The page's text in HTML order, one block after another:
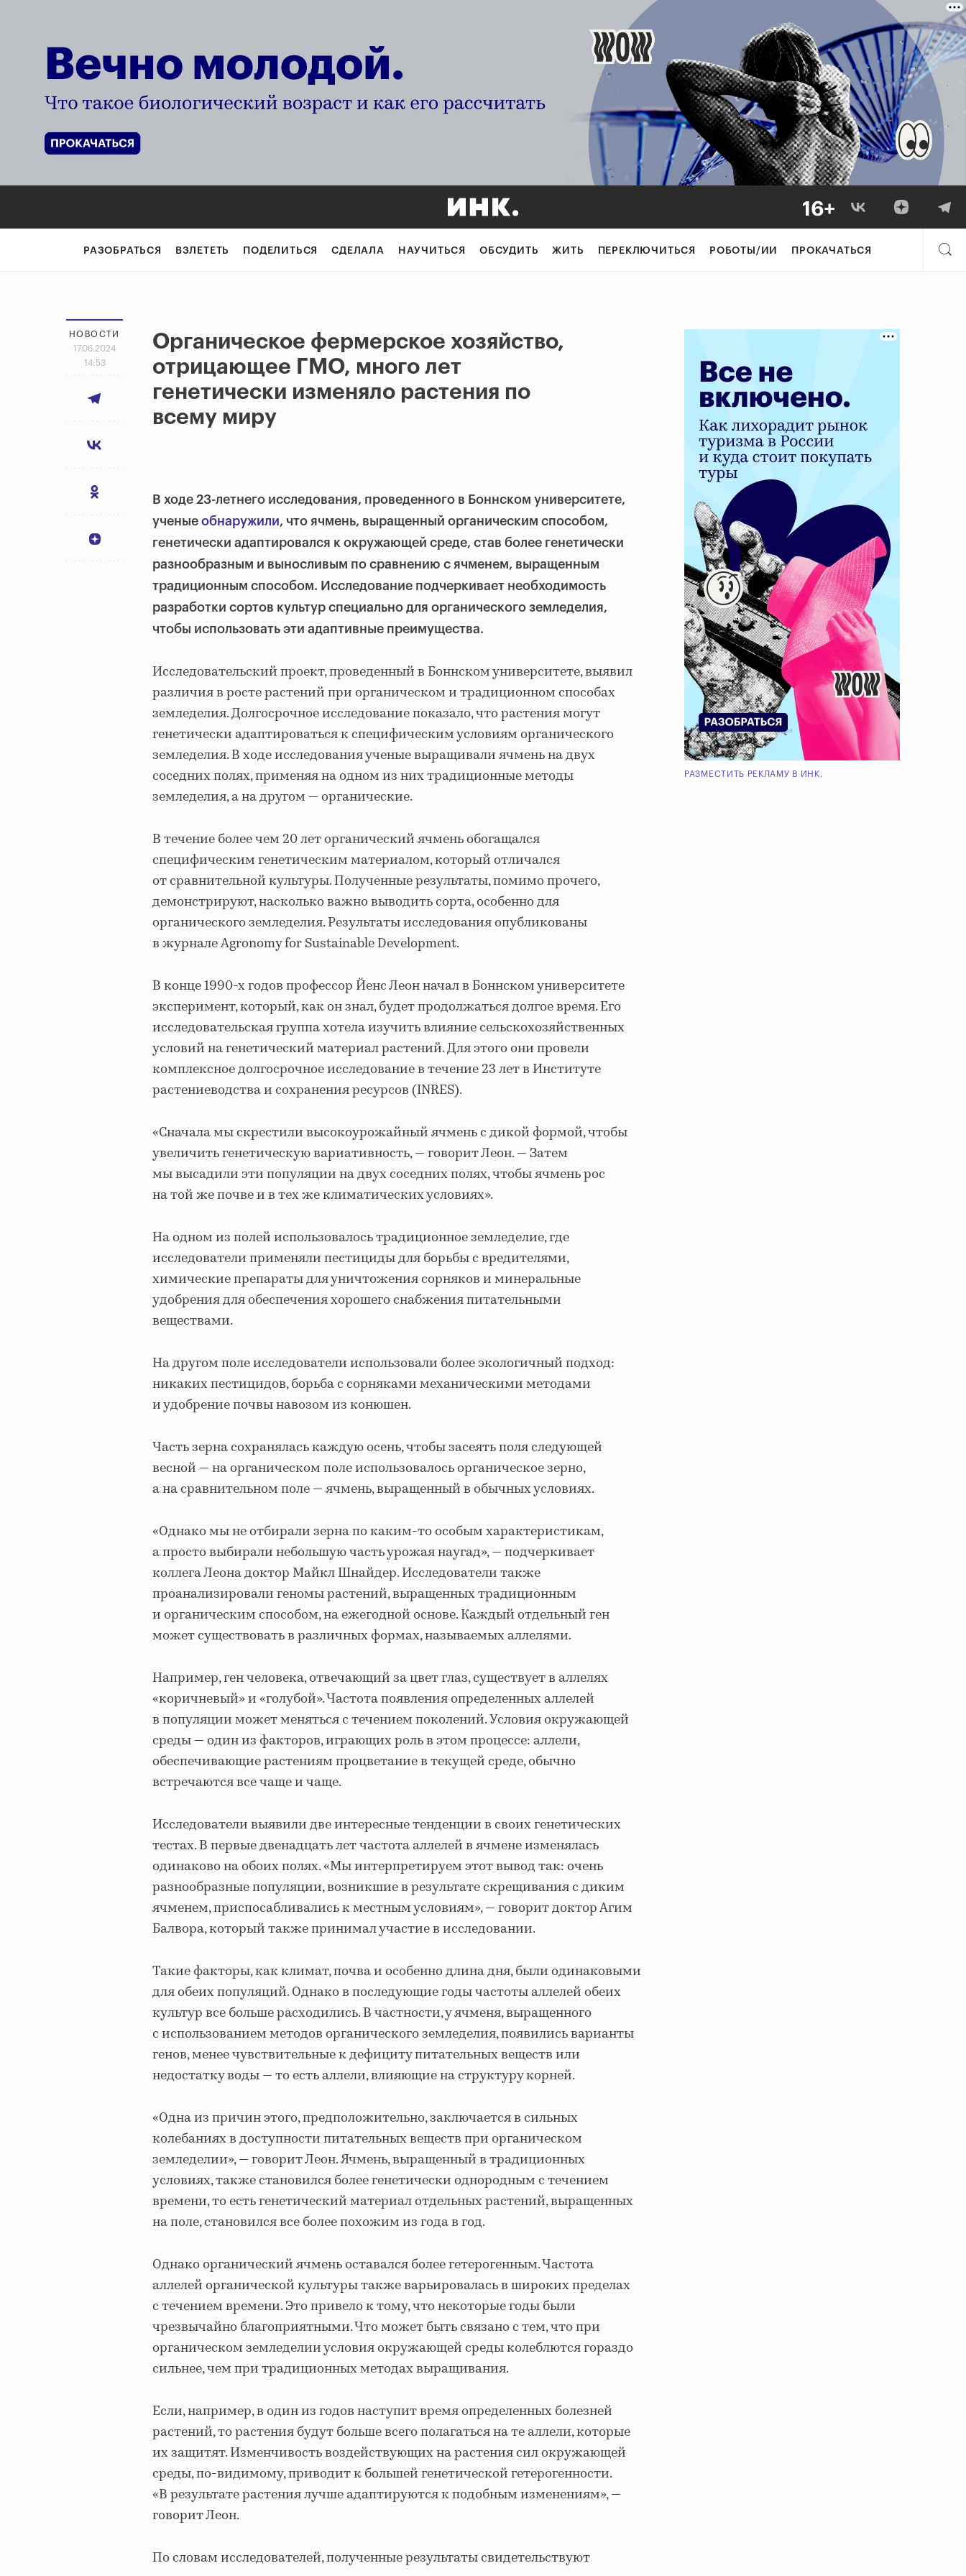
РАЗОБРАТЬСЯ ВЗЛЕТЕТЬ ПОДЕЛИТЬСЯ СДЕЛАЛА НАУЧИТЬСЯ ОБСУДИТЬ ЖИТЬ ПЕРЕКЛЮЧИТЬСЯ РОБОТЫ/ИИ ПРОКАЧАТЬСЯ
НОВОСТИ
17.06.2024
14:53
Органическое фермерское хозяйство,
отрицающее ГМО, много лет
генетически изменяло растения по
всему миру
В ходе 23-летнего исследования, проведенного в Боннском университете,
ученые обнаружили, что ячмень, выращенный органическим способом,
генетически адаптировался к окружающей среде, став более генетически
разнообразным и выносливым по сравнению с ячменем, выращенным
традиционным способом. Исследование подчеркивает необходимость
разработки сортов культур специально для органического земледелия,
чтобы использовать эти адаптивные преимущества.
Исследовательский проект, проведенный в Боннском университете, выявил
различия в росте растений при органическом и традиционном способах
земледелия. Долгосрочное исследование показало, что растения могут
генетически адаптироваться к специфическим условиям органического
земледелия. В ходе исследования ученые выращивали ячмень на двух
соседних полях, применяя на одном из них традиционные методы
земледелия, а на другом — органические.
В течение более чем 20 лет органический ячмень обогащался
специфическим генетическим материалом, который отличался
от сравнительной культуры. Полученные результаты, помимо прочего,
демонстрируют, насколько важно выводить сорта, особенно для
органического земледелия. Результаты исследования опубликованы
в журнале Agronomy for Sustainable Development.
В конце 1990-х годов профессор Йенс Леон начал в Боннском университете
эксперимент, который, как он знал, будет продолжаться долгое время. Его
исследовательская группа хотела изучить влияние сельскохозяйственных
условий на генетический материал растений. Для этого они провели
комплексное долгосрочное исследование в течение 23 лет в Институте
растениеводства и сохранения ресурсов (INRES).
«Сначала мы скрестили высокоурожайный ячмень с дикой формой, чтобы
увеличить генетическую вариативность, — говорит Леон. — Затем
мы высадили эти популяции на двух соседних полях, чтобы ячмень рос
на той же почве и в тех же климатических условиях».
На одном из полей использовалось традиционное земледелие, где
исследователи применяли пестициды для борьбы с вредителями,
химические препараты для уничтожения сорняков и минеральные
удобрения для обеспечения хорошего снабжения питательными
веществами.
На другом поле исследователи использовали более экологичный подход:
никаких пестицидов, борьба с сорняками механическими методами
и удобрение почвы навозом из конюшен.
Часть зерна сохранялась каждую осень, чтобы засеять поля следующей
весной — на органическом поле использовалось органическое зерно,
а на сравнительном поле — ячмень, выращенный в обычных условиях.
«Однако мы не отбирали зерна по каким-то особым характеристикам,
а просто выбирали небольшую часть урожая наугад», — подчеркивает
коллега Леона доктор Майкл Шнайдер. Исследователи также
проанализировали геномы растений, выращенных традиционным
и органическим способом, на ежегодной основе. Каждый отдельный ген
может существовать в различных формах, называемых аллелями.
Например, ген человека, отвечающий за цвет глаз, существует в аллелях
«коричневый» и «голубой». Частота появления определенных аллелей
в популяции может меняться с течением поколений. Условия окружающей
среды — один из факторов, играющих роль в этом процессе: аллели,
обеспечивающие растениям процветание в текущей среде, обычно
встречаются все чаще и чаще.
Исследователи выявили две интересные тенденции в своих генетических
тестах. В первые двенадцать лет частота аллелей в ячмене изменялась
одинаково на обоих полях. «Мы интерпретируем этот вывод так: очень
разнообразные популяции, возникшие в результате скрещивания с диким
ячменем, приспосабливались к местным условиям», — говорит доктор Агим
Балвора, который также принимал участие в исследовании.
Такие факторы, как климат, почва и особенно длина дня, были одинаковыми
для обеих популяций. Однако в последующие годы частоты аллелей обеих
культур все больше расходились. В частности, у ячменя, выращенного
с использованием методов органического земледелия, появились варианты
генов, менее чувствительные к дефициту питательных веществ или
недостатку воды — то есть аллели, влияющие на структуру корней.
«Одна из причин этого, предположительно, заключается в сильных
колебаниях в доступности питательных веществ при органическом
земледелии», — говорит Леон. Ячмень, выращенный в традиционных
условиях, также становился более генетически однородным с течением
времени, то есть генетический материал отдельных растений, выращенных
на поле, становился все более похожим из года в год.
Однако органический ячмень оставался более гетерогенным. Частота
аллелей органической культуры также варьировалась в широких пределах
с течением времени. Это привело к тому, что некоторые годы были
чрезвычайно благоприятными. Что может быть связано с тем, что при
органическом земледелии условия окружающей среды колеблются гораздо
сильнее, чем при традиционных методах выращивания.
Если, например, в один из годов наступит время определенных болезней
растений, то растения будут больше всего полагаться на те аллели, которые
их защитят. Изменчивость воздействующих на растения сил окружающей
среды, по-видимому, приводит к большей генетической гетерогенности.
«В результате растения лучше адаптируются к подобным изменениям», —
говорит Леон.
По словам исследователей, полученные результаты свидетельствуют
РАЗМЕСТИТЬ РЕКЛАМУ В ИНК.